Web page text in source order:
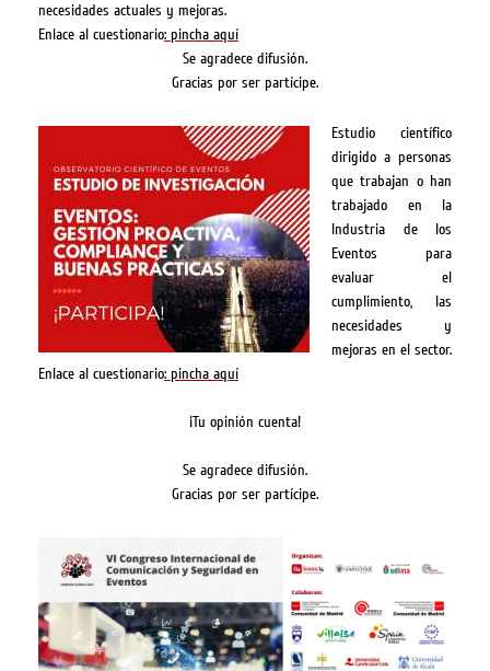
necesidades actuales y mejoras.
Enlace al cuestionario: pincha aquí
Se agradece difusión.
Gracias por ser partícipe.
Estudio científico
dirigido a personas
que trabajan o han
trabajado en la
Industria de los
Eventos para
evaluar el
cumplimiento, las
necesidades y
mejoras en el sector.
Enlace al cuestionario: pincha aquí
¡Tu opinión cuenta!
Se agradece difusión.
Gracias por ser partícipe.